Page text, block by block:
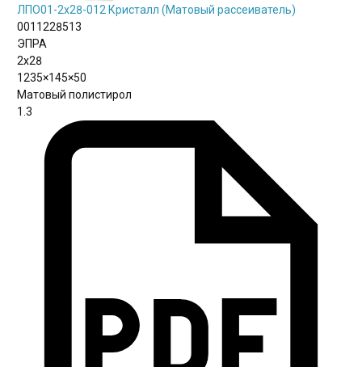
ЛПО01-2х28-012 Кристалл (Матовый рассеиватель)
0011228513
ЭПРА
2х28
1235×145×50
Матовый полистирол
1.3